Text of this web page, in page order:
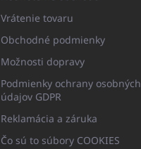
Vrátenie tovaru
Obchodné podmienky
Možnosti dopravy
Podmienky ochrany osobných
údajov GDPR
Reklamácia a záruka
Čo sú to súbory COOKIES